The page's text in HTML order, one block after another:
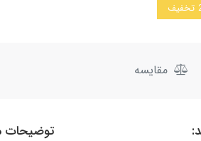
تخفیف
مقایسه